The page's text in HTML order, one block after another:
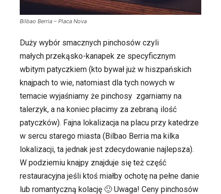
Bilbao Berria – Placa Nova
Duży wybór smacznych pinchosów czyli
małych przekąsko-kanapek ze specyficznym
wbitym patyczkiem (kto bywał już w hiszpańskich
knajpach to wie, natomiast dla tych nowych w
temacie wyjaśniamy że pinchosy zgarniamy na
talerzyk, a na koniec płacimy za zebraną ilość
patyczków). Fajna lokalizacja na placu przy katedrze
w sercu starego miasta (Bilbao Berria ma kilka
lokalizacji, ta jednak jest zdecydowanie najlepsza).
W podziemiu knajpy znajduje się też część
restauracyjna jeśli ktoś miałby ochotę na pełne danie
lub romantyczną kolację 🙂 Uwaga! Ceny pinchosów